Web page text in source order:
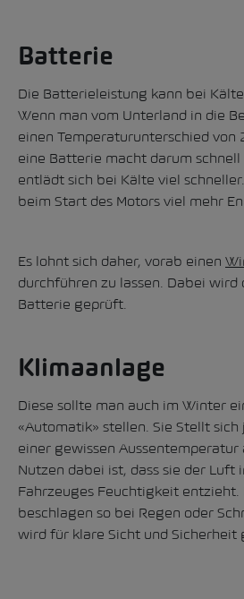
Batterie
Die Batterieleistung kann bei Kälte
Wenn man vom Unterland in die
einen Temperaturunterschied von
eine Batterie macht darum
entlädt sich bei Kälte viel
beim Start des Motors viel mehr
Es lohnt sich daher, vorab einen
durchführen zu lassen. Dabei wird
Batterie geprüft.
Klimaanlage
Diese sollte man auch im Winter
«Automatik» stellen. Sie Stellt sich
einer gewissen
Nutzen dabei ist, dass sie der Luft
Fahrzeuges Feuchtigkeit entzieht.
beschlagen so bei Regen oder
wird für klare Sicht und Sicherheit